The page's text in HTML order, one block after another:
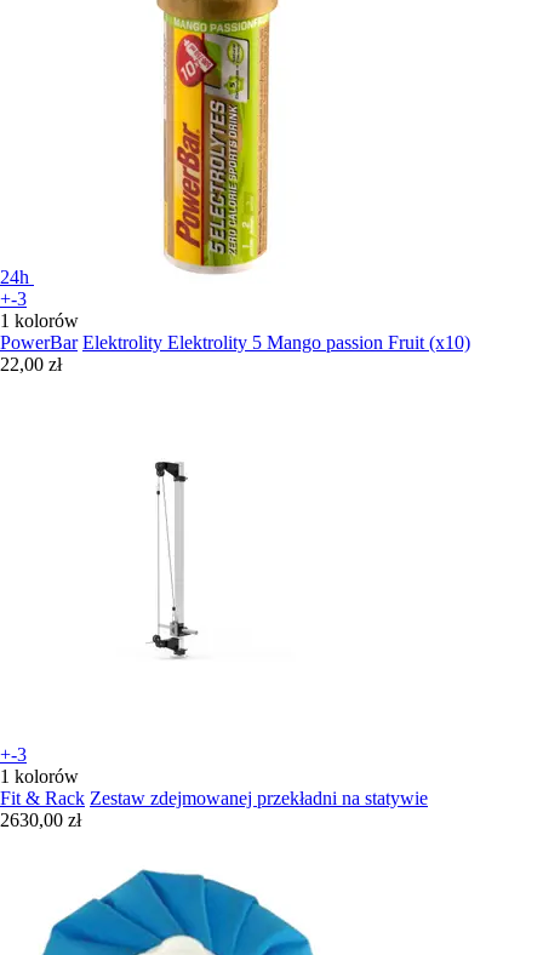
24h
+-3
1 kolorów
PowerBar Elektrolity Elektrolity 5 Mango passion Fruit (x10)
22,00 zł
+-3
1 kolorów
Fit & Rack Zestaw zdejmowanej przekładni na statywie
2630,00 zł